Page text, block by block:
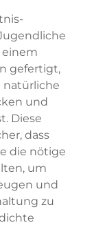
gefertigt,
natürliche
und
Diese
dass
die nötige
um
und
zu